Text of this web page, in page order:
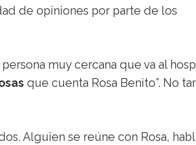
de opiniones por parte de los
muy cercana que va al
que cuenta Rosa Benito”. No
Alguien se reúne con Rosa,